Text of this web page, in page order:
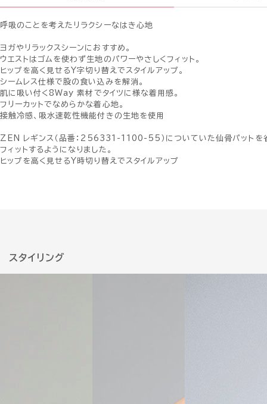
呼吸のことを考えたリラクシーなはき心地
ヨガやリラックスシーンにおすすめ。
ウエストはゴムを使わず生地のパワーやさしくフィット。
ヒップを高く見せるY字切り替えでスタイルアップ。
シームレス仕様で股の食い込みを解消。
肌に吸い付く8Way 素材でタイツに様な着用感。
フリーカットでなめらかな着心地。
接触冷感、吸水速乾性機能付きの生地を使用
ZEN レギンス（品番：256331-1100-55）についていた仙骨パットを
フィットするようになりました。
ヒップを高く見せるY時切り替えでスタイルアップ
スタイリング